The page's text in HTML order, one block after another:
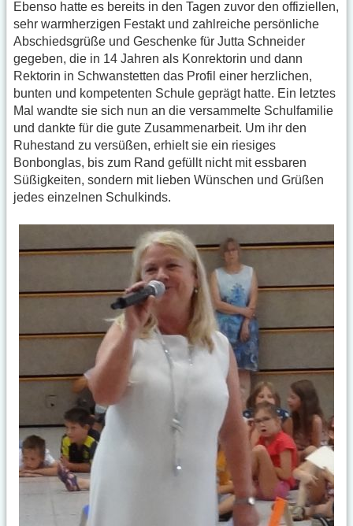
Ebenso hatte es bereits in den Tagen zuvor den offiziellen,
sehr warmherzigen Festakt und zahlreiche persönliche
Abschiedsgrüße und Geschenke für Jutta Schneider
gegeben, die in 14 Jahren als Konrektorin und dann
Rektorin in Schwanstetten das Profil einer herzlichen,
bunten und kompetenten Schule geprägt hatte. Ein letztes
Mal wandte sie sich nun an die versammelte Schulfamilie
und dankte für die gute Zusammenarbeit. Um ihr den
Ruhestand zu versüßen, erhielt sie ein riesiges
Bonbonglas, bis zum Rand gefüllt nicht mit essbaren
Süßigkeiten, sondern mit lieben Wünschen und Grüßen
jedes einzelnen Schulkinds.